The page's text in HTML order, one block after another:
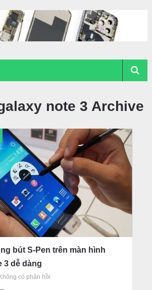
note 3 Archive
bút S-Pen trên màn hình
3 dễ dàng
Không có phản hồi